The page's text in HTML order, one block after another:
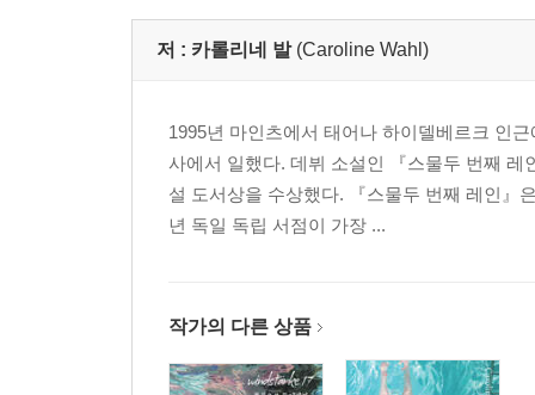
저 : 카롤리네 발 (Caroline Wahl)
1995년 마인츠에서 태어나 하이델베르크 인
사에서 일했다. 데뷔 소설인 『스물두 번째
설 도서상을 수상했다. 『스물두 번째 레인』
년 독일 독립 서점이 가장 ...
작가의 다른 상품